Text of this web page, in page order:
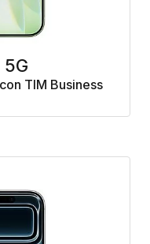
5G
TIM Business